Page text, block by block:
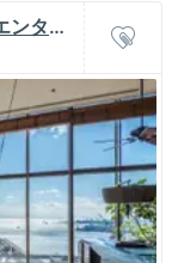
ンタル